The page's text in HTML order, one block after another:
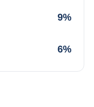
9%
6%